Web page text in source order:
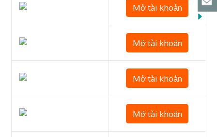
Mở tài khoản
Mở tài khoản
Mở tài khoản
Mở tài khoản